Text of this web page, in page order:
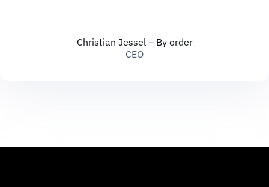
Christian Jessel – By order
CEO